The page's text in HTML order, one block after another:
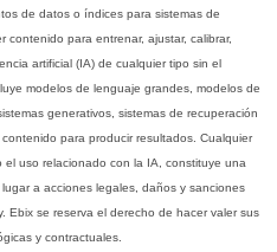
de datos o índices para sistemas de
para entrenar, ajustar, calibrar,
artificial (IA) de cualquier tipo sin el
modelos de lenguaje grandes, modelos de
generativos, sistemas de recuperación
para producir resultados. Cualquier
uso relacionado con la IA, constituye una
a acciones legales, daños y sanciones
Ebix se reserva el derecho de hacer valer sus
y contractuales.